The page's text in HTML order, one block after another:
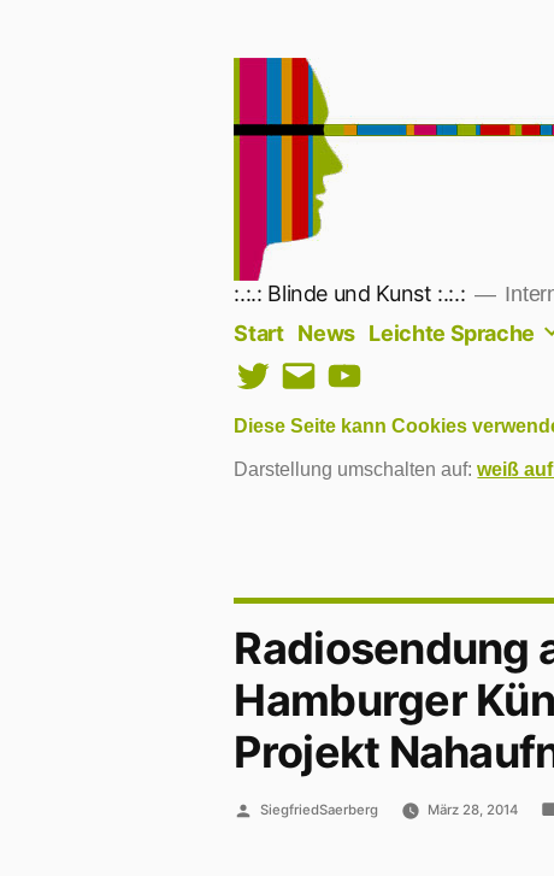
:.:.: Blinde und Kunst :.:.:
Start News Leichte Sprache
TwitterE-
YouTube
Diese Seite kann Cookies
Darstellung umschalten auf:weiß
Radiosendung
Hamburger
Projekt
Veröffentlicht
SiegfriedSaerberg März 28, 2014